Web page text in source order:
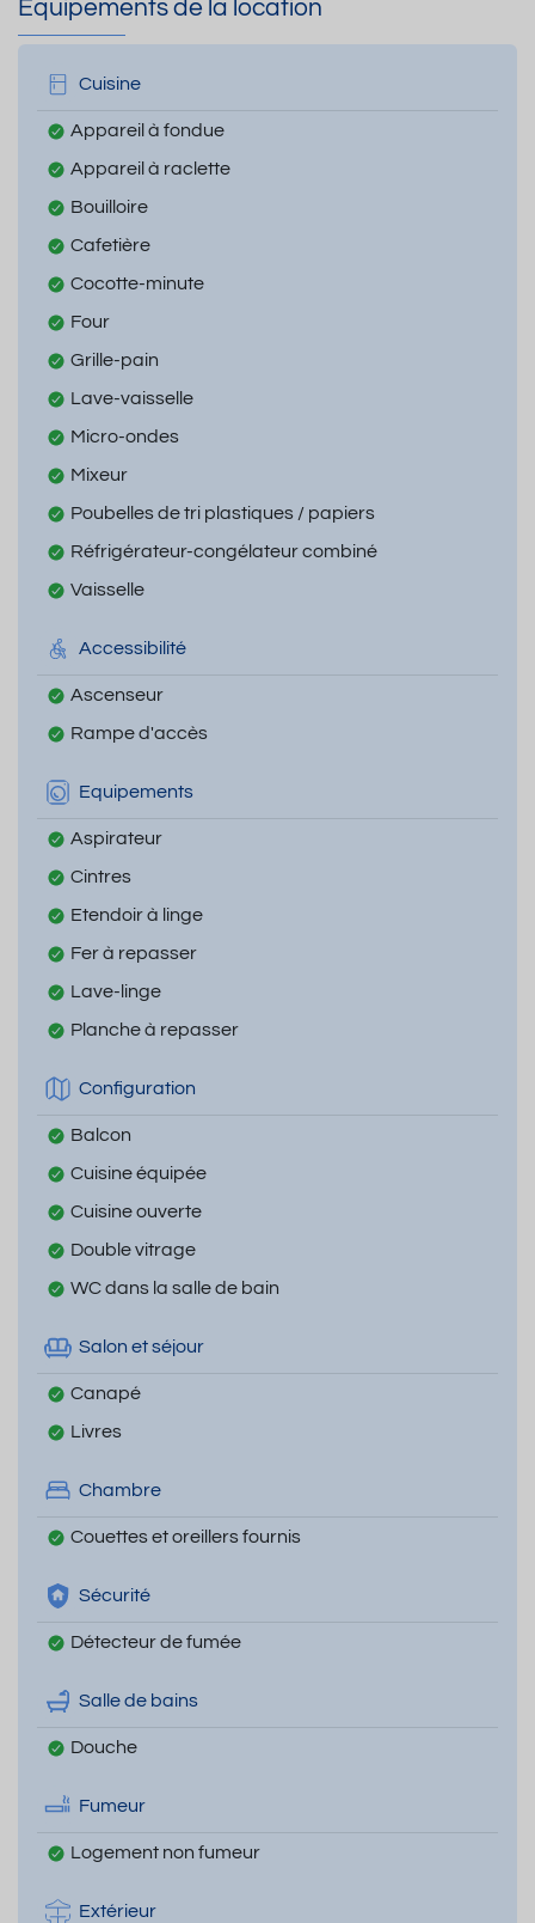
Equipements de la location
Cuisine
Appareil à fondue
Appareil à raclette
Bouilloire
Cafetière
Cocotte-minute
Four
Grille-pain
Lave-vaisselle
Micro-ondes
Mixeur
Poubelles de tri plastiques / papiers
Réfrigérateur-congélateur combiné
Vaisselle
Accessibilité
Ascenseur
Rampe d'accès
Equipements
Aspirateur
Cintres
Etendoir à linge
Fer à repasser
Lave-linge
Planche à repasser
Configuration
Balcon
Cuisine équipée
Cuisine ouverte
Double vitrage
WC dans la salle de bain
Salon et séjour
Canapé
Livres
Chambre
Couettes et oreillers fournis
Sécurité
Détecteur de fumée
Salle de bains
Douche
Fumeur
Logement non fumeur
Extérieur